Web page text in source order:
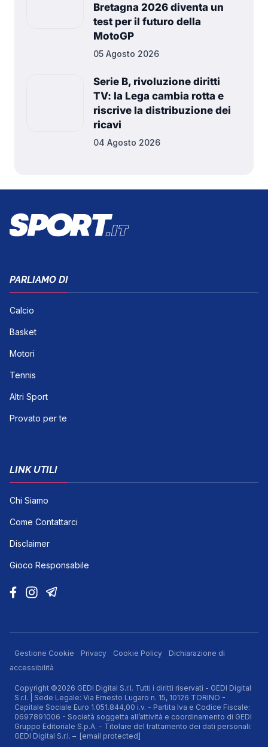
Bretagna 2026 diventa un
test per il futuro della
MotoGP
05 Agosto 2026
Serie B, rivoluzione diritti
TV: la Lega cambia rotta e
riscrive la distribuzione dei
ricavi
04 Agosto 2026
PARLIAMO DI
Calcio
Basket
Motori
Tennis
Altri Sport
Provato per te
LINK UTILI
Chi Siamo
Come Contattarci
Disclaimer
Gioco Responsabile
Gestione Cookie Privacy Cookie Policy
Dichiarazione di
accessibilità
Copyright ©2026 GEDI Digital S.r.l. Tutti i diritti riservati - GEDI Digital
S.r.l. | Sede Legale: Via Ernesto Lugaro n. 15, 10126 TORINO -
Capitale Sociale Euro 1.051.844,00 i.v. - Partita Iva e Codice Fiscale:
0697891006 - Società soggetta all’attività e coordinamento di GEDI
Gruppo Editoriale S.p.A. - Titolare del trattamento dei dati personali:
GEDI Digital S.r.l. – [email protected]